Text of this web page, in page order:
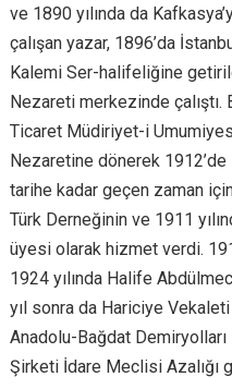
ve 1890 yılında da
çalışan yazar, 1896’da
Kalemi Ser-halifeliğine
Nezareti merkezinde çalıştı.
Ticaret Müdiriyet-i
Nezaretine dönerek
tarihe kadar geçen zaman
Türk Derneğinin ve 1911
üyesi olarak hizmet verdi.
1924 yılında Halife
yıl sonra da Hariciye
Anadolu-Bağdat
Şirketi İdare Meclisi Azalığı